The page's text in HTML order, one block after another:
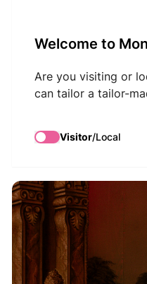
Welcome to
Are you visiting or
can tailor a tailor-
Visitor/Local
Don